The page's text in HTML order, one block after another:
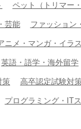
ペット（トリマー
芸能 ファッション
ニメ・マンガ・イラ
英語・語学・海外留学
策 高卒認定試験対
プログラミング・IT